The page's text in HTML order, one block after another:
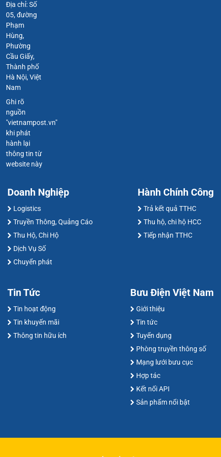
Địa chỉ: Số
05, đường
Phạm
Hùng,
Phường
Cầu Giấy,
Thành phố
Hà Nội, Việt
Nam
Ghi rõ
nguồn
"vietnampost.vn"
khi phát
hành lại
thông tin từ
website này
Doanh Nghiệp
Logistics
Truyền Thông, Quảng Cáo
Thu Hộ, Chi Hộ
Dịch Vụ Số
Chuyển phát
Hành Chính Công
Trả kết quả TTHC
Thu hộ, chi hộ HCC
Tiếp nhận TTHC
Tin Tức
Tin hoạt động
Tin khuyến mãi
Thông tin hữu ích
Bưu Điện Việt Nam
Giới thiệu
Tin tức
Tuyển dụng
Phòng truyền thông số
Mạng lưới bưu cục
Hợp tác
Kết nối API
Sản phẩm nổi bật